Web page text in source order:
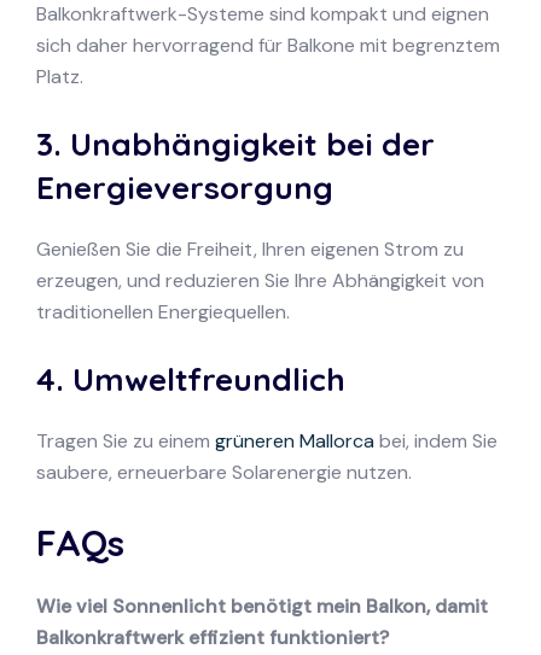
Balkonkraftwerk-Systeme sind kompakt und eignen
sich daher hervorragend für Balkone mit begrenztem
Platz.
3. Unabhängigkeit bei der
Energieversorgung
Genießen Sie die Freiheit, Ihren eigenen Strom zu
erzeugen, und reduzieren Sie Ihre Abhängigkeit von
traditionellen Energiequellen.
4. Umweltfreundlich
Tragen Sie zu einem grüneren Mallorca bei, indem Sie
saubere, erneuerbare Solarenergie nutzen.
FAQs
Wie viel Sonnenlicht benötigt mein Balkon, damit
Balkonkraftwerk effizient funktioniert?